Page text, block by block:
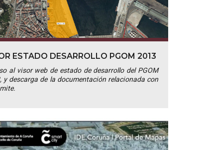
ESTADO DESARROLLO PGOM 2013
al visor web de estado de desarrollo del PGOM
y descarga de la documentación relacionada con